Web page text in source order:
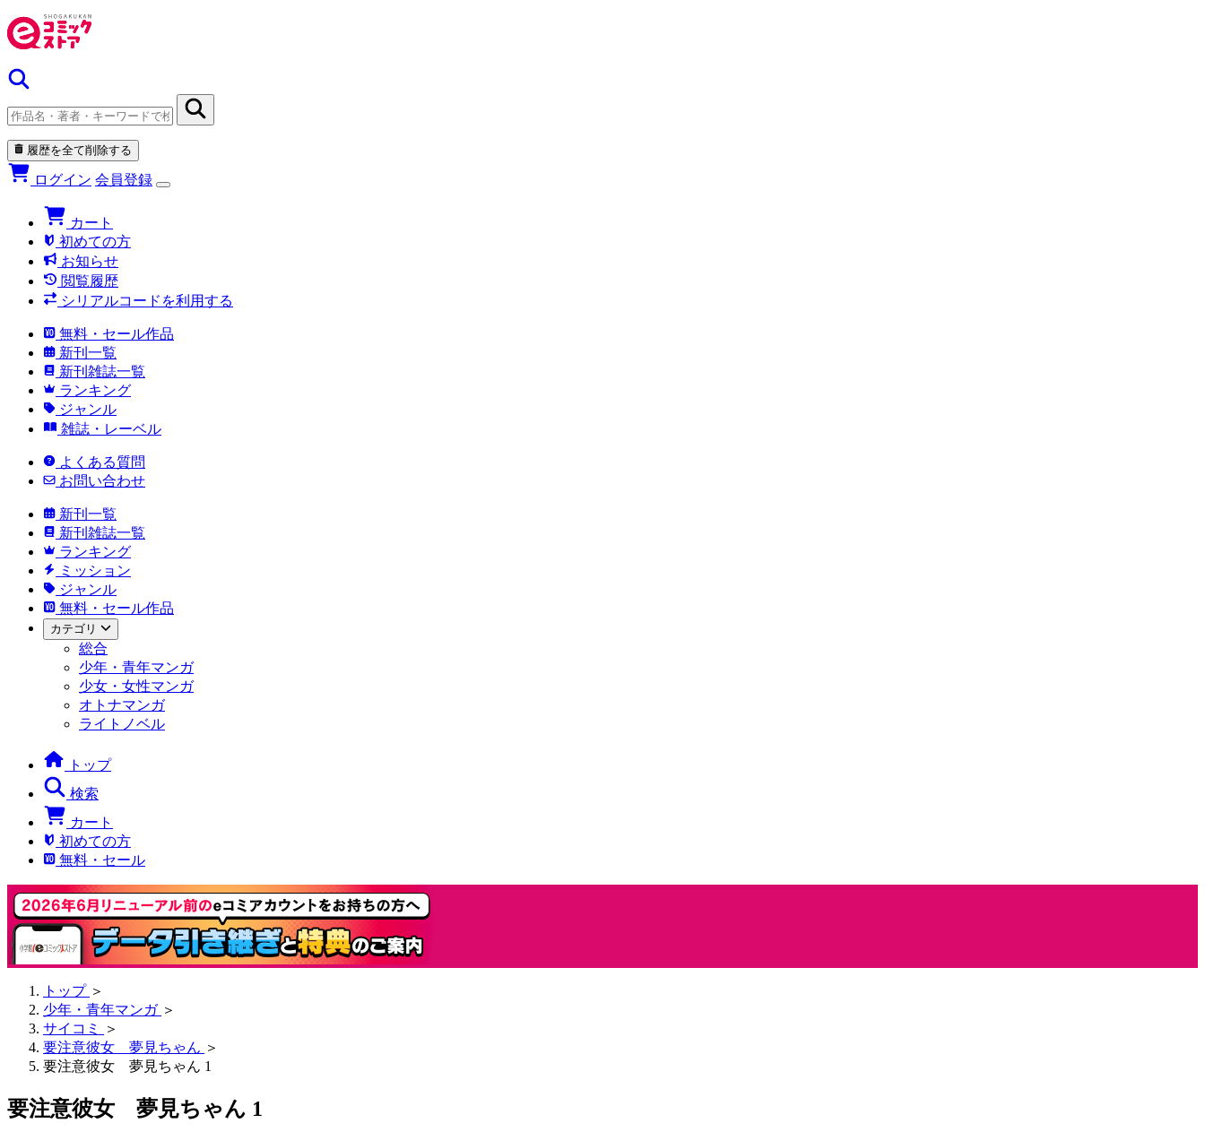
履歴を全て削除する
ログイン 会員登録
カート
初めての方
お知らせ
閲覧履歴
シリアルコードを利用する
無料・セール作品
新刊一覧
新刊雑誌一覧
ランキング
ジャンル
雑誌・レーベル
よくある質問
お問い合わせ
新刊一覧
新刊雑誌一覧
ランキング
ミッション
ジャンル
無料・セール作品
カテゴリ
総合
少年・青年マンガ
少女・女性マンガ
オトナマンガ
ライトノベル
トップ
検索
カート
初めての方
無料・セール
トップ ＞
少年・青年マンガ ＞
サイコミ
＞
要注意彼女 夢見ちゃん ＞
要注意彼女 夢見ちゃん 1
要注意彼女 夢見ちゃん 1